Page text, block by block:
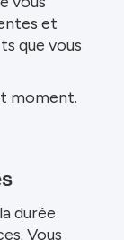
et
que vous
moment.
durée
Vous